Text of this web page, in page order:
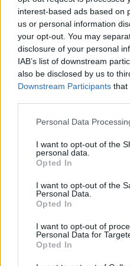
interest-based ads based on
us or personal information
your opt-out. You may
disclosure of your personal
IAB’s list of downstream
also be disclosed by us to
Downstream Participants that
Personal Data
I want to opt-out of the
personal data.
Opted In
I want to opt-out of the
Personal Data.
Opted In
I want to opt-out of
Personal Data for
Opted In
attrape, poursuivit-il.
!«!C’est fait exprès,
une valise. Maintenant,
faire un tour et
l’attraper par ces
Le petit renard essaya
sans succès.
A tous les coups
terre. Ces sacrées
comme un savon.
Jeannot en eût assez
partout dans la maison.
plaisait bien.
Puis ils firent des
lancèrent dans des
effrénées …
… sautèrent sur le